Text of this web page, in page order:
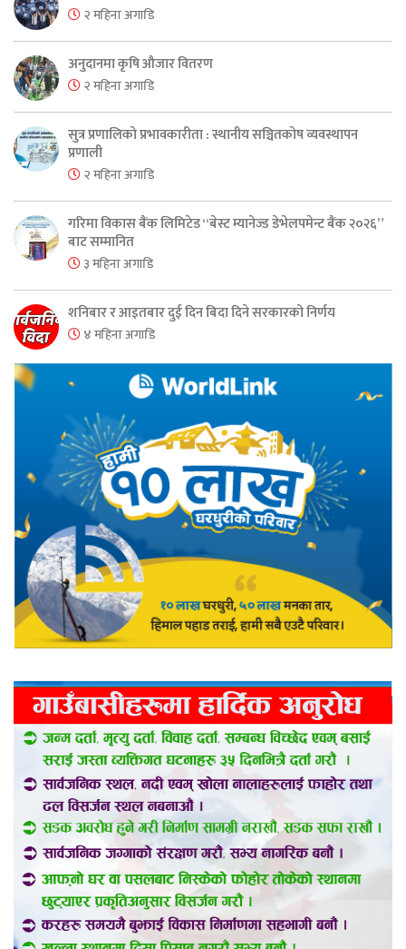
२ महिना अगाडि
अनुदानमा कृषि औजार वितरण
२ महिना अगाडि
सुत्र प्रणालिको प्रभावकारीता : स्थानीय सञ्चितकोष व्यवस्थापन
प्रणाली
२ महिना अगाडि
गरिमा विकास बैंक लिमिटेड “बेस्ट म्यानेज्ड डेभेलपमेन्ट बैंक २०२६”
बाट सम्मानित
३ महिना अगाडि
शनिबार र आइतबार दुई दिन बिदा दिने सरकारको निर्णय
४ महिना अगाडि